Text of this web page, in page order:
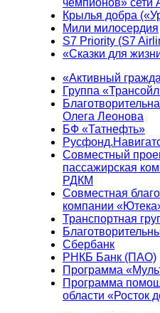
чемпионов» сети
Крылья добра
Мили милосердия
S7 Priority (S7
«Сказки для
«Активный
Группа
Олега Леонова
БФ «Татнефть»
Совместный
пассажирская
РДКМ
Совместная
компании
Транспортная
Сбербанк
РНКБ Банк (ПАО)
Программа
Программа
области «Росток